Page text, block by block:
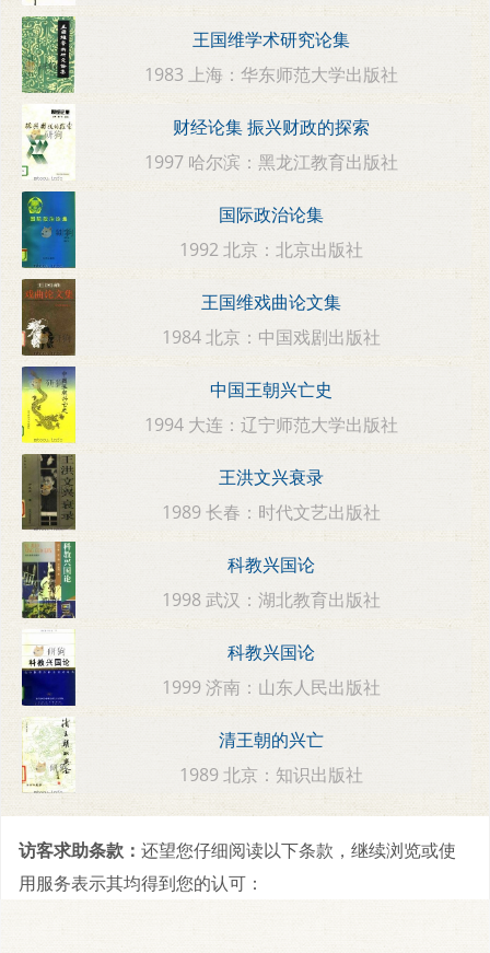
王国维学术研究论集
1983 上海：华东师范大学出版社
财经论集 振兴财政的探索
1997 哈尔滨：黑龙江教育出版社
国际政治论集
1992 北京：北京出版社
王国维戏曲论文集
1984 北京：中国戏剧出版社
中国王朝兴亡史
1994 大连：辽宁师范大学出版社
王洪文兴衰录
1989 长春：时代文艺出版社
科教兴国论
1998 武汉：湖北教育出版社
科教兴国论
1999 济南：山东人民出版社
清王朝的兴亡
1989 北京：知识出版社
访客求助条款： 还望您仔细阅读以下条款，继续浏览或使
用服务表示其均得到您的认可：